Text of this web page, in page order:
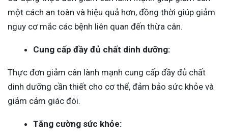
một cách an toàn và hiệu quả hơn, đồng thời giúp giảm
nguy cơ mắc các bệnh liên quan đến thừa cân.
Cung cấp đầy đủ chất dinh dưỡng:
Thực đơn giảm cân lành mạnh cung cấp đầy đủ chất
dinh dưỡng cần thiết cho cơ thể, đảm bảo sức khỏe và
giảm cảm giác đói.
Tăng cường sức khỏe: